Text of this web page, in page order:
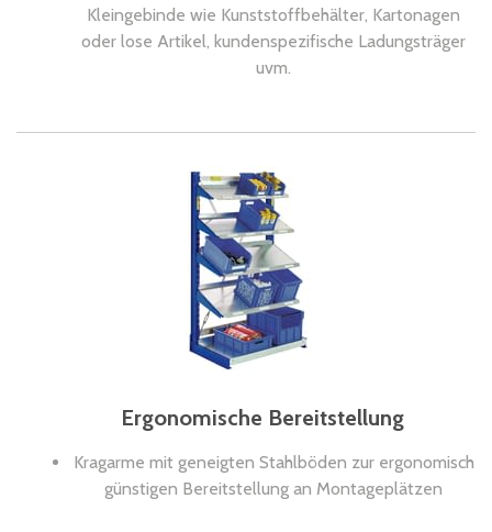
Kleingebinde wie Kunststoffbehälter, Kartonagen
oder lose Artikel, kundenspezifische Ladungsträger
uvm.
Ergonomische Bereitstellung
Kragarme mit geneigten Stahlböden zur ergonomisch
günstigen Bereitstellung an Montageplätzen